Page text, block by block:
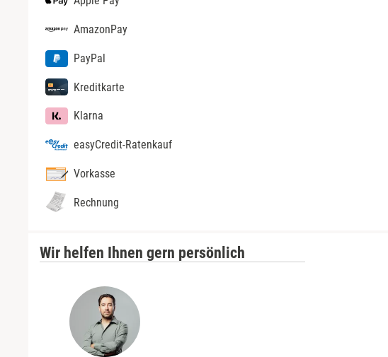
AmazonPay
PayPal
Kreditkarte
Klarna
easyCredit-Ratenkauf
Vorkasse
Rechnung
Wir helfen Ihnen gern persönlich